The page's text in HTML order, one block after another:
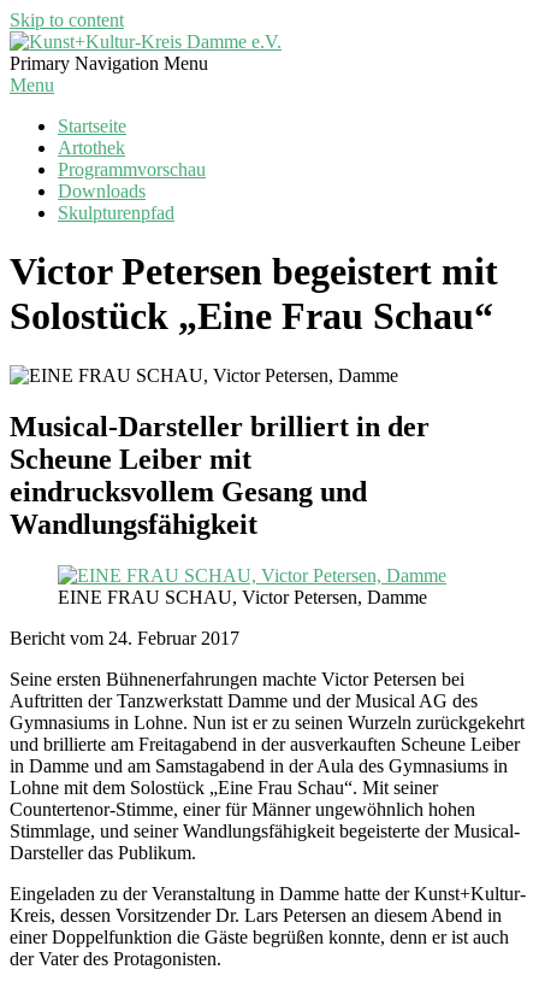
Skip to content
Kunst+Kultur-
Kreis
Primary Navigation Menu
Menu
Startseite
Artothek
Programmvorschau
Downloads
Skulpturenpfad
Victor Petersen begeistert mit
Solostück „Eine Frau Schau“
Musical-Darsteller brilliert in der
Scheune Leiber mit
eindrucksvollem Gesang und
Wandlungsfähigkeit
EINE FRAU SCHAU, Victor Petersen, Damme
Bericht vom 24. Februar 2017
Seine ersten Bühnenerfahrungen machte Victor Petersen bei
Auftritten der Tanzwerkstatt Damme und der Musical AG des
Gymnasiums in Lohne. Nun ist er zu seinen Wurzeln zurückgekehrt
und brillierte am Freitagabend in der ausverkauften Scheune Leiber
in Damme und am Samstagabend in der Aula des Gymnasiums in
Lohne mit dem Solostück „Eine Frau Schau“. Mit seiner
Countertenor-Stimme, einer für Männer ungewöhnlich hohen
Stimmlage, und seiner Wandlungsfähigkeit begeisterte der Musical-
Darsteller das Publikum.
Eingeladen zu der Veranstaltung in Damme hatte der Kunst+Kultur-
Kreis, dessen Vorsitzender Dr. Lars Petersen an diesem Abend in
einer Doppelfunktion die Gäste begrüßen konnte, denn er ist auch
der Vater des Protagonisten.